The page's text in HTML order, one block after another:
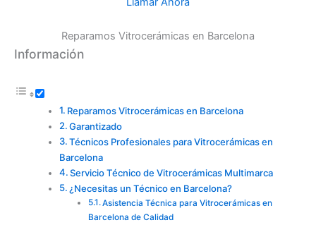
Reparamos Vitrocerámicas en Barcelona
Información
Reparamos Vitrocerámicas en Barcelona
Garantizado
Técnicos Profesionales para Vitrocerámicas en
Barcelona
Servicio Técnico de Vitrocerámicas Multimarca
¿Necesitas un Técnico en Barcelona?
Asistencia Técnica para Vitrocerámicas en
Barcelona de Calidad